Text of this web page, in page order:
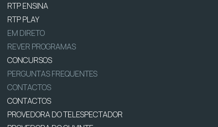
RTP ENSINA
RTP PLAY
EM DIRETO
REVER PROGRAMAS
CONCURSOS
PERGUNTAS FREQUENTES
CONTACTOS
CONTACTOS
PROVEDORA DO TELESPECTADOR